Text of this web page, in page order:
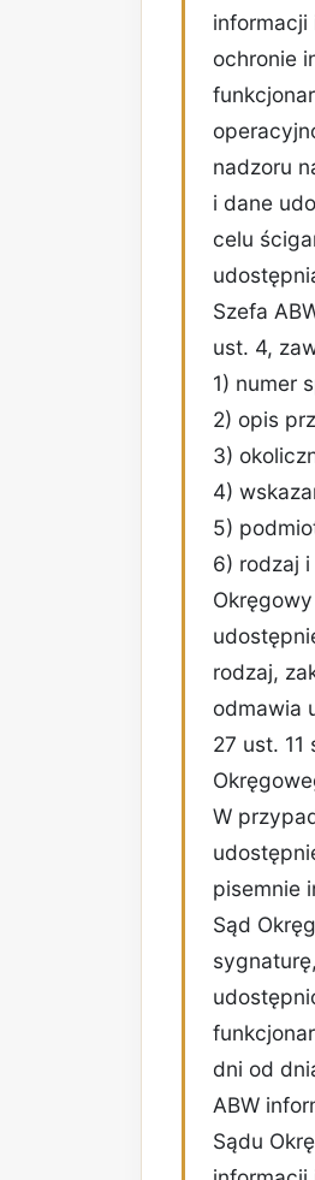
ochronie
nadzoru
i dane
celu
Szefa
ust. 4,
1) numer
2) opis
3)
4)
5)
6) rodzaj
rodzaj,
odmawia
27 ust.
W
pisemnie
Sąd
dni od
ABW
Sądu